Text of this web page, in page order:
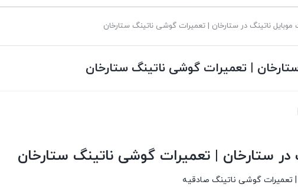
ناتینگ در ستارخان | تعمیرات گوشی ناتینگ ستارخان
| تعمیرات گوشی ناتینگ ستارخان
در ستارخان | تعمیرات گوشی ناتینگ ستارخان